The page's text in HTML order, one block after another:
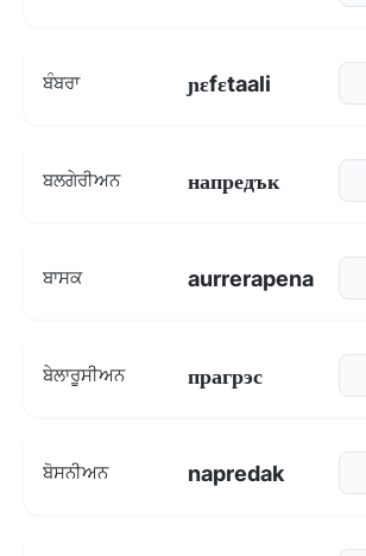
ਬੰਬਰਾ ɲɛfɛtaali
ਬਲਗੇਰੀਅਨ напредък
ਬਾਸਕ aurrerapena
ਬੇਲਾਰੂਸੀਅਨ прагрэс
ਬੋਸਨੀਅਨ napredak